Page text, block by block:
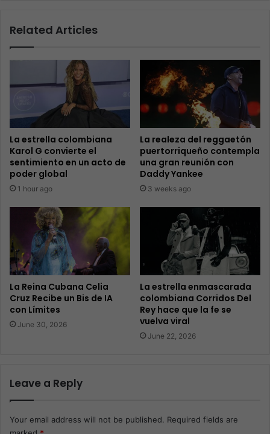
Related Articles
La estrella colombiana
Karol G convierte el
sentimiento en un acto de
poder global
1 hour ago
La realeza del reggaetón
puertorriqueño contempla
una gran reunión con
Daddy Yankee
3 weeks ago
La Reina Cubana Celia
Cruz Recibe un Bis de IA
con Límites
June 30, 2026
La estrella enmascarada
colombiana Corridos Del
Rey hace que la fe se
vuelva viral
June 22, 2026
Leave a Reply
Your email address will not be published. Required fields are